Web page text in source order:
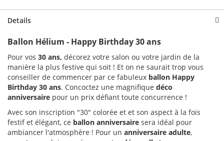
Details
Ballon Hélium - Happy Birthday 30 ans
Pour vos 30 ans, décorez votre salon ou votre jardin de la
manière la plus festive qui soit ! Et on ne saurait trop vous
conseiller de commencer par ce fabuleux ballon Happy
Birthday 30 ans. Concoctez une magnifique déco
anniversaire pour un prix défiant toute concurrence !
Avec son inscription "30" colorée et et son aspect à la fois
festif et élégant, ce ballon anniversaire sera idéal pour
ambiancer l'atmosphère ! Pour un anniversaire adulte,